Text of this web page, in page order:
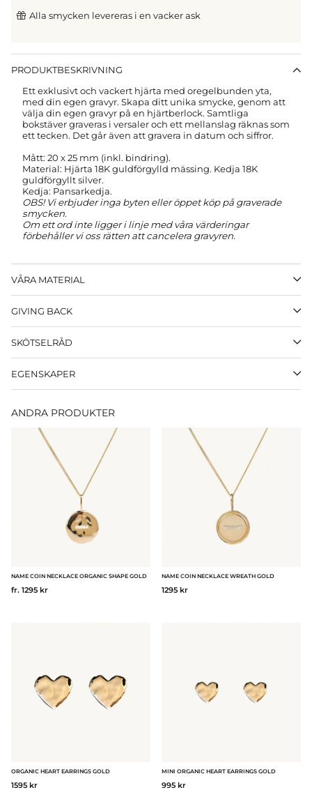
Alla smycken levereras i en vacker ask
PRODUKTBESKRIVNING
Ett exklusivt och vackert hjärta med oregelbunden yta,
med din egen gravyr. Skapa ditt unika smycke, genom att
välja din egen gravyr på en hjärtberlock. Samtliga
bokstäver graveras i versaleroch ett mellanslag räknas som
ett tecken. Det går även att gravera in datum och siffror.
Mått: 20 x 25 mm (inkl. bindring).
Material: Hjärta 18K guldförgylld mässing. Kedja 18K
guldförgyllt silver.
Kedja: Pansarkedja.
OBS! Vi erbjuder inga byten eller öppet köp på graverade
smycken.
Om ett ord inte ligger i linje med våra värderingar
förbehåller vi oss rätten att cancelera gravyren.
VÅRA MATERIAL
GIVING BACK
SKÖTSELRÅD
EGENSKAPER
ANDRA PRODUKTER
NAME COIN NECKLACE ORGANIC SHAPE GOLD
fr. 1295 kr
NAME COIN NECKLACE WREATH GOLD
1295 kr
ORGANIC HEART EARRINGS GOLD
1595 kr
MINI ORGANIC HEART EARRINGS GOLD
995 kr